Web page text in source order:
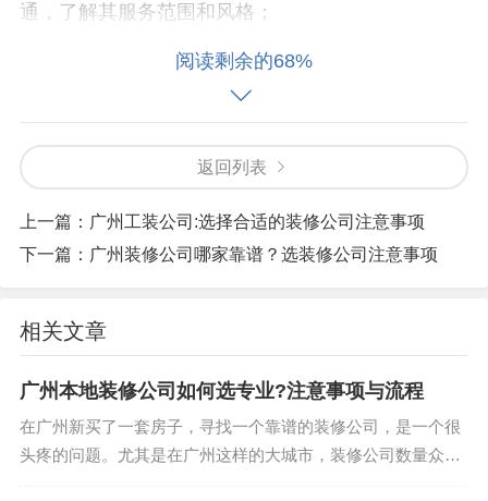
通，了解其服务范围和风格；
方案设计和报价：根据个人需求，索要装修公司提
材料选择和样板房展示：选择合适的材料和样板房
展示，以便客户决策；
施工和质量控制：施工过程中，装修公司需要对质
量进行控制，确保项目按时完成，达到客户的要
验收和完成：项目验收后，装修公司需要负责项目
的完成，并提供必要的服务和维护；
选装修公司的关键
阅读剩余的68%
返回列表
上一篇： 广州工装公司:选择合适的装修公司注意事项
下一篇： 广州装修公司哪家靠谱？选装修公司注意事项
相关文章
广州本地装修公司如何选专业?注意事项与流程
在广州新买了一套房子，寻找一个靠谱的装修公司，是一个很
头疼的问题。尤其是在广州这样的大城市，装修公司数量众